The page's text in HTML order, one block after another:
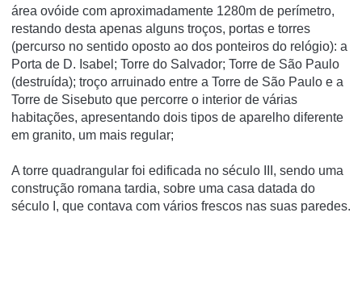
área ovóide com aproximadamente 1280m de perímetro,
restando desta apenas alguns troços, portas e torres
(percurso no sentido oposto ao dos ponteiros do relógio): a
Porta de D. Isabel; Torre do Salvador; Torre de São Paulo
(destruída); troço arruinado entre a Torre de São Paulo e a
Torre de Sisebuto que percorre o interior de várias
habitações, apresentando dois tipos de aparelho diferente
em granito, um mais regular;
A torre quadrangular foi edificada no século III, sendo uma
construção romana tardia, sobre uma casa datada do
século I, que contava com vários frescos nas suas paredes.